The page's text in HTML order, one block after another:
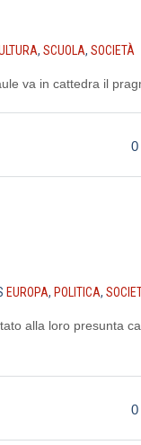
, SCUOLA, SOCIETÀ
va in cattedra il
0
EUROPA, POLITICA,
alla loro presunta
0